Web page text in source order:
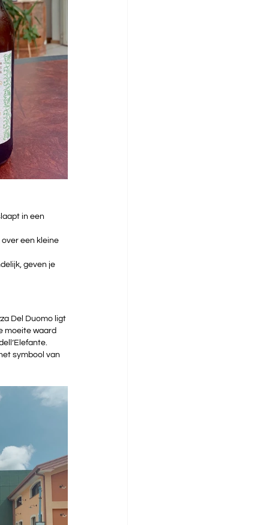
in een
een kleine
geven je
Del Duomo ligt
moeite waard
symbool van